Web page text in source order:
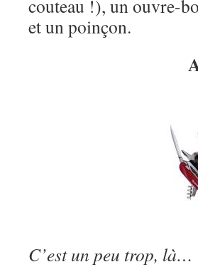
couteau !), un ouvre-
et un poinçon.
C’est un peu trop, là…